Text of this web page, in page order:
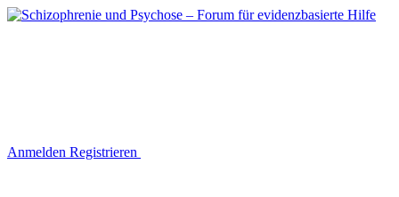
Anmelden Registrieren